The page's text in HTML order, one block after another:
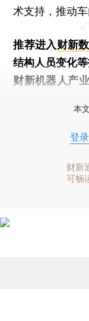
术支持，推动
推荐进入财新
结构人员变化等
财新机器人产
本
登录
财新
可畅